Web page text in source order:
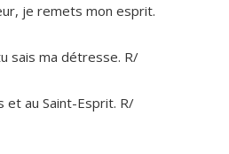
je remets mon esprit.
sais ma détresse. R/
et au Saint-Esprit. R/